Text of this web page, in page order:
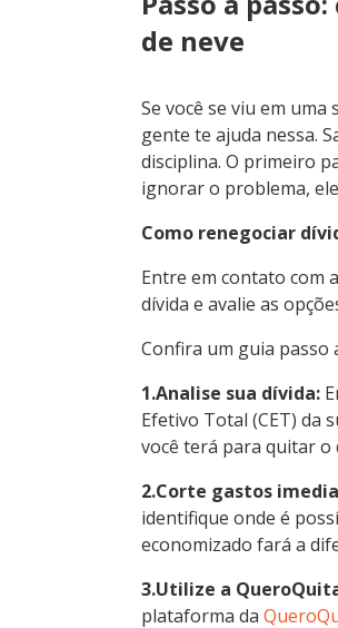
de neve
Se você se viu em
gente te ajuda nessa.
disciplina. O primeiro
ignorar o problema,
Como renegociar
Entre em contato com
dívida e avalie as
Confira um guia passo
1.Analise sua dívida:
Efetivo Total (CET) da
você terá para quitar o
2.Corte gastos
identifique onde é
economizado fará a
3.Utilize a
plataforma da